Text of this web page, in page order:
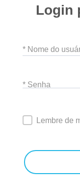
Login
* Nome do
* Senha
Lembre de